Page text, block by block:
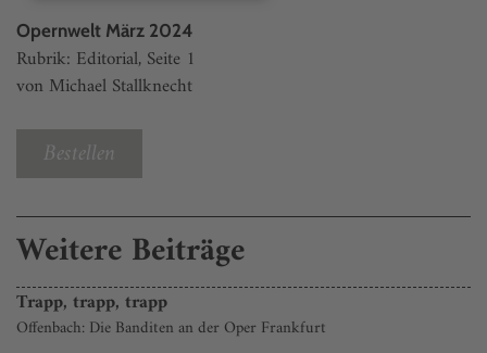
Opernwelt März 2024
Rubrik: Editorial, Seite 1
von Michael Stallknecht
Bestellen
Weitere Beiträge
Trapp, trapp, trapp
Offenbach: Die Banditen an der Oper Frankfurt